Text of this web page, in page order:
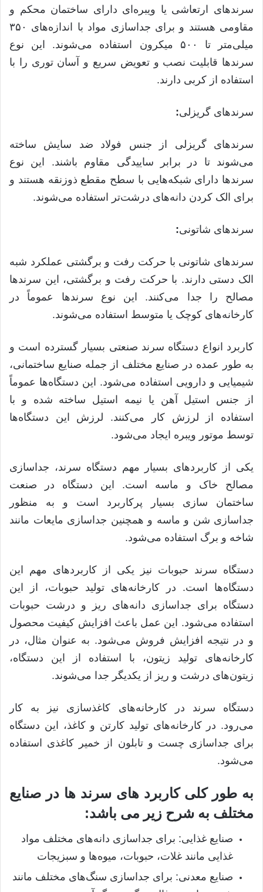
سرندهای ارتعاشی یا ویبره‌ای دارای ساختمان محکم و
مقاومی هستند و برای جداسازی مواد با اندازه‌های ۳۵۰
میلی‌متر تا ۵۰۰ میکرون استفاده می‌شوند
.
این نوع
سرندها قابلیت نصب و تعویض سریع و آسان توری را با
استفاده از کربی دارند.
سرندهای گریزلی:
سرندهای گریزلی از جنس فولاد ضد سایش ساخته
می‌شوند تا در برابر ساییدگی مقاوم باشند.
این نوع
سرندها دارای شبکه‌هایی با سطح مقطع ذوزنقه هستند و
برای الک کردن دانه‌های درشت‌تر استفاده می‌شوند.
سرندهای شاتونی:
سرندهای شاتونی با حرکت رفت و برگشتی عملکرد شبه
الک دستی دارند. با حرکت رفت و برگشتی، این سرندها
مصالح را جدا می‌کنند. این نوع سرندها عموماً در
کارخانه‌های کوچک یا متوسط استفاده می‌شوند.
کاربرد انواع دستگاه سرند صنعتی بسیار گسترده است و
به طور عمده در صنایع مختلف از جمله صنایع ساختمانی،
شیمیایی و دارویی استفاده می‌شود. این دستگاه‌ها عموماً
از جنس استیل آهن یا نیمه استیل ساخته شده و با
استفاده از لرزش کار می‌کنند. لرزش این دستگاه‌ها
توسط موتور ویبره ایجاد می‌شود.
یکی از کاربردهای بسیار مهم دستگاه سرند، جداسازی
مصالح خاک و ماسه است. این دستگاه در صنعت
ساختمان سازی بسیار پرکاربرد است و به منظور
جداسازی شن و ماسه و همچنین جداسازی مایعات مانند
شاخه و برگ استفاده می‌شود.
دستگاه سرند حبوبات نیز یکی از کاربردهای مهم این
دستگاه‌ها است. در کارخانه‌های تولید حبوبات، از این
دستگاه برای جداسازی دانه‌های ریز و درشت حبوبات
استفاده می‌شود. این عمل باعث افزایش کیفیت محصول
و در نتیجه افزایش فروش می‌شود. به عنوان مثال، در
کارخانه‌های تولید زیتون، با استفاده از این دستگاه،
زیتون‌های درشت و ریز از یکدیگر جدا می‌شوند.
دستگاه سرند در کارخانه‌های کاغذسازی نیز به کار
می‌رود. در کارخانه‌های تولید کارتن و کاغذ، این دستگاه
برای جداسازی چست و تابلون از خمیر کاغذی استفاده
می‌شود.
به طور کلی کاربرد های سرند ها در صنایع
مختلف به شرح زیر می باشد:
صنایع غذایی: برای جداسازی دانه‌های مختلف مواد
غذایی مانند غلات، حبوبات، میوه‌ها و سبزیجات
صنایع معدنی: برای جداسازی سنگ‌های مختلف مانند